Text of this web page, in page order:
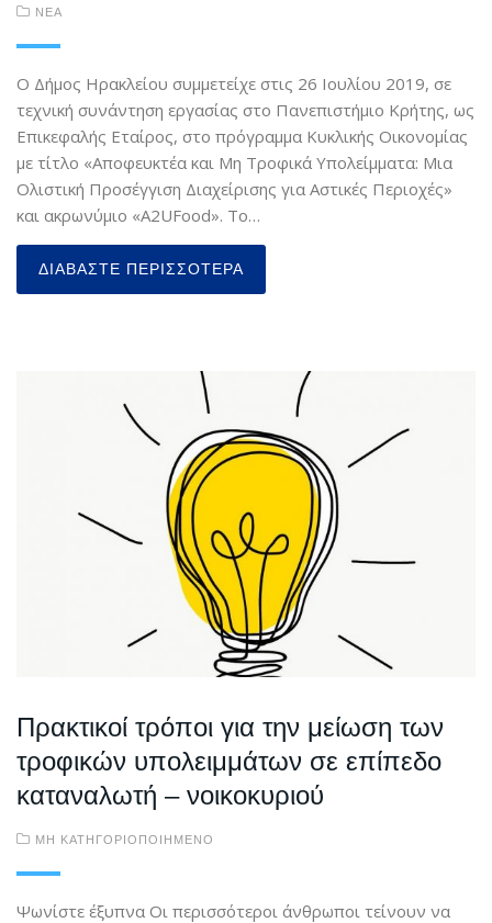
ΝΕΑ
Ο Δήμος Ηρακλείου συμμετείχε στις 26 Ιουλίου 2019, σε
τεχνική συνάντηση εργασίας στο Πανεπιστήμιο Κρήτης, ως
Επικεφαλής Εταίρος, στο πρόγραμμα Κυκλικής Οικονομίας
με τίτλο «Αποφευκτέα και Μη Τροφικά Υπολείμματα: Μια
Ολιστική Προσέγγιση Διαχείρισης για Αστικές Περιοχές»
και ακρωνύμιο «A2UFood». Το…
ΔΙΑΒΆΣΤΕ ΠΕΡΙΣΣΌΤΕΡΑ
Πρακτικοί τρόποι για την μείωση των
τροφικών υπολειμμάτων σε επίπεδο
καταναλωτή – νοικοκυριού
ΜΗ ΚΑΤΗΓΟΡΙΟΠΟΙΗΜΈΝΟ
Ψωνίστε έξυπνα Οι περισσότεροι άνθρωποι τείνουν να